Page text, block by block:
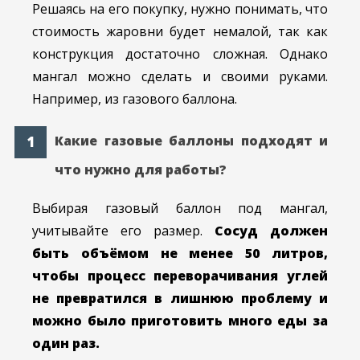
Решаясь на его покупку, нужно понимать, что
стоимость жаровни будет немалой, так как
конструкция достаточно сложная. Однако
мангал можно сделать и своими руками.
Например, из газового баллона.
Какие газовые баллоны подходят и
что нужно для работы?
Выбирая газовый баллон под мангал,
учитывайте его размер. Сосуд должен
быть объёмом не менее 50 литров,
чтобы процесс переворачивания углей
не превратился в лишнюю проблему и
можно было приготовить много еды за
один раз.